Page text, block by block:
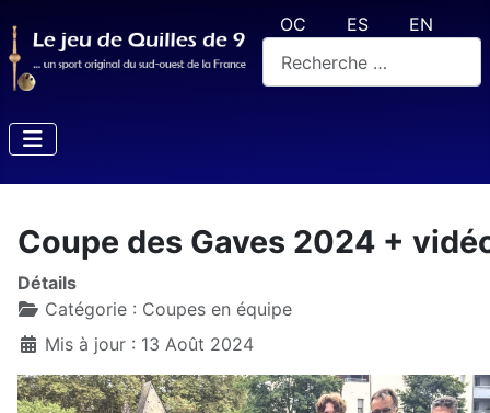
Sélectionnez votre langue
OC ES
EN
Coupe des Gaves 2024 +
Détails
Catégorie : Coupes en équipe
Mis à jour : 13 Août 2024